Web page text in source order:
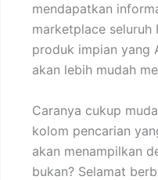
mendapatkan
marketplace seluruh
produk impian yang
akan lebih mudah
Caranya cukup
kolom pencarian
akan menampilkan
bukan? Selamat